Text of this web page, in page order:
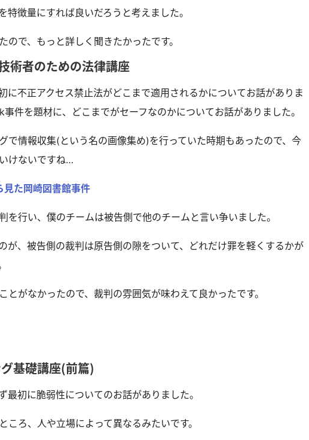
特徴量にすれば良いだろうと考えました。
ので、もっと詳しく聞きたかったです。
術者のための法律講座
に不正アクセス禁止法がどこまで適用されるかについてお話がありま
件を題材に、どこまでがセーフなのかについてお話がありました。
で情報収集(という名の画像集め)を行っていた時期もあったので、今
けないですね…
見た岡崎図書館事件
を行い、僕のチームは被告側で他のチームと言い争いました。
が、被告側の裁判は原告側の隙をついて、どれだけ罪を軽くするかが
とがなかったので、裁判の雰囲気が味わえて良かったです。
礎講座（前篇）
最初に脆弱性についてのお話がありました。
ころ、人や立場によって異なるみたいです。